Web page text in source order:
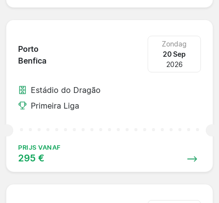
Porto
Benfica
Zondag
20 Sep
2026
Estádio do Dragão
Primeira Liga
PRIJS VANAF
295 €